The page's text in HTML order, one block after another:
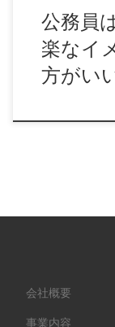
公務員
楽なイ
方がい
会社概要
事業内容